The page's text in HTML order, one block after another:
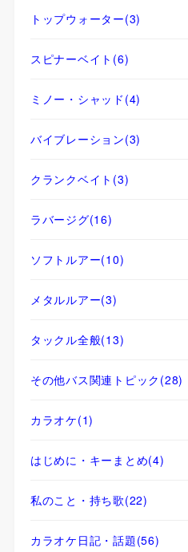
トップウォーター(3)
スピナーベイト (6)
ミノー・シャッド (4)
バイブレーション(3)
クランクベイト (3)
ラバージグ(16)
ソフトルアー(10)
メタルルアー(3)
タックル全般(13)
その他バス関連トピック (28)
カラオケ(1)
はじめに・キーまとめ(4)
私のこと・持ち歌(22)
カラオケ日記・話題(56)